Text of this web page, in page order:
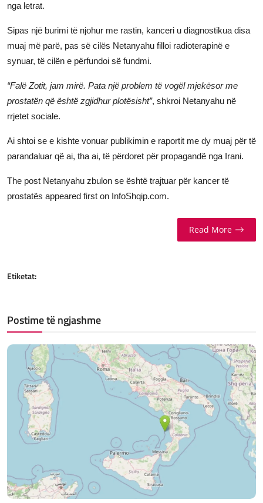
nga letrat.
Sipas një burimi të njohur me rastin, kanceri u diagnostikua disa
muaj më parë, pas së cilës Netanyahu filloi radioterapinë e
synuar, të cilën e përfundoi së fundmi.
“Falë Zotit, jam mirë. Pata një problem të vogël mjekësor me
prostatën që është zgjidhur plotësisht”, shkroi Netanyahu në
rrjetet sociale.
Ai shtoi se e kishte vonuar publikimin e raportit me dy muaj për të
parandaluar që ai, tha ai, të përdoret për propagandë nga Irani.
The post Netanyahu zbulon se është trajtuar për kancer të
prostatës appeared first on InfoShqip.com.
Read More
Etiketat:
Postime të ngjashme